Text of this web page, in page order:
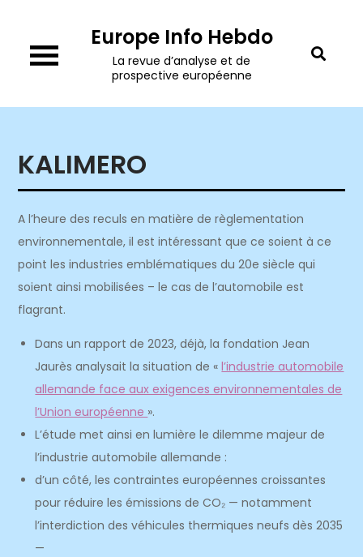
content
Europe Info Hebdo
La revue d’analyse et de
prospective européenne
KALIMERO
A l’heure des reculs en matière de règlementation
environnementale, il est intéressant que ce soient à ce
point les industries emblématiques du 20e siècle qui
soient ainsi mobilisées – le cas de l’automobile est
flagrant.
Dans un rapport de 2023, déjà, la fondation Jean
Jaurès analysait la situation de «l’industrie automobile
allemande face aux exigences environnementales de
l’Union européenne ».
L’étude met ainsi en lumière le dilemme majeur de
l’industrie automobile allemande :
d’un côté, les contraintes européennes croissantes
pour réduire les émissions de CO₂ — notamment
l’interdiction des véhicules thermiques neufs dès 2035
—